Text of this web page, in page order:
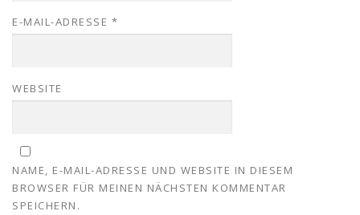
E-MAIL-ADRESSE *
WEBSITE
NAME, E-MAIL-ADRESSE UND WEBSITE IN DIESEM
BROWSER FÜR MEINEN NÄCHSTEN KOMMENTAR
SPEICHERN.